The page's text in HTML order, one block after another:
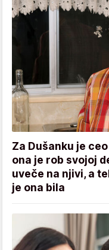
Za Dušanku je
ona je rob svojoj
uveče na njivi, a
je ona bila